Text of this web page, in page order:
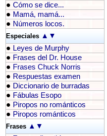
● Cómo se dice...
● Mamá, mamá...
● Números locos.
Especiales ▲ ▼
● Leyes de Murphy
● Frases del Dr. House
● Frases Chuck Norris
● Respuestas examen
● Diccionario de burradas
● Fábulas Esopo
● Piropos no románticos
● Piropos románticos
Frases ▲ ▼